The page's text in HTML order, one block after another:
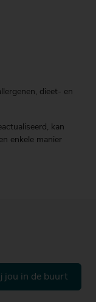
dieet- en
kan
enkele manier
jou in de buurt